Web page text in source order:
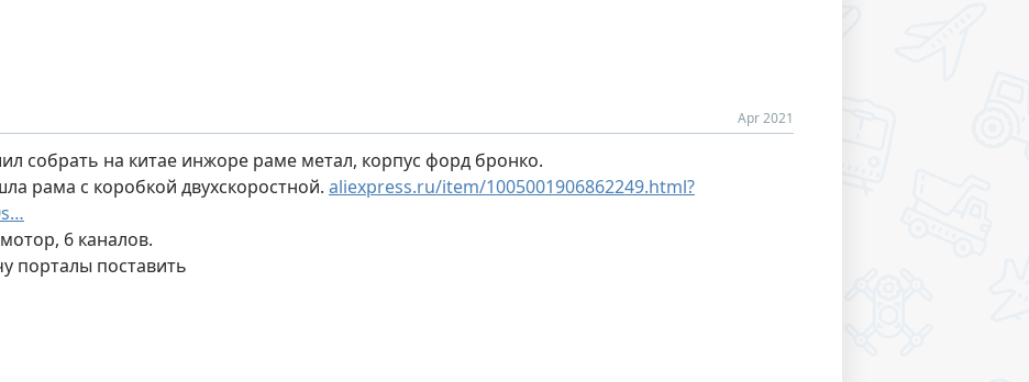
Apr 2021
собрать на китае инжоре раме метал, корпус форд бронко.
рама с коробкой двухскоростной. aliexpress.ru/item/1005001906862249.html?
6 каналов.
порталы поставить